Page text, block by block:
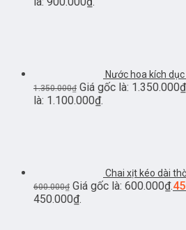
Nước hoa kích
1.350.000₫ Giá gốc là:
là: 1.100.000₫.
Chai xịt kéo dài
600.000₫ Giá gốc là: 600.000₫.
450.000₫.